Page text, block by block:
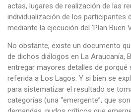
actas, lugares de realización de las
individualización de los participantes
mediante la ejecución del ‘Plan Buen
No obstante, existe un documento
de dichos diálogos en La Araucanía,
entregar mayores detalles de
referida a Los Lagos. Y si bien se
para sistematizar el resultado se
categorías (una “emergente”, que